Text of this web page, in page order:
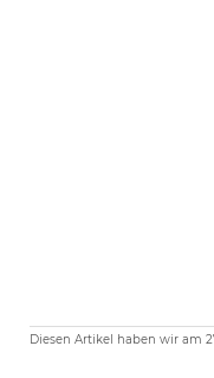
Diesen Artikel haben wir am